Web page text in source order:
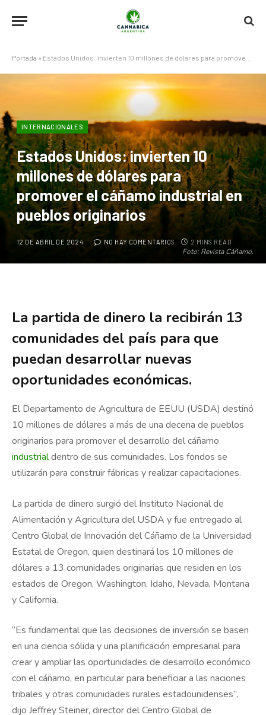
Portada » Estados Unidos: invierten 10 millones de dólares para promover el cáñamo industrial en pueblos originarios
Foto: Revista Cáñamo.
INTERNACIONALES
Estados Unidos: invierten 10
millones de dólares para
promover el cáñamo industrial en
pueblos originarios
12 DE ABRIL DE 2024 NO HAY COMENTARIOS 2 MINS READ
La partida de dinero la recibirán 13
comunidades del país para que
puedan desarrollar nuevas
oportunidades económicas.
El Departamento de Agricultura de EEUU (USDA) destinó
10 millones de dólares a más de una decena de pueblos
originarios para promover el desarrollo del cáñamo
industrialdentro de sus comunidades. Los fondos se
utilizarán para construir fábricas y realizar capacitaciones.
La partida de dinero surgió del Instituto Nacional de
Alimentación y Agricultura del USDA y fue entregado al
Centro Global de Innovación del Cáñamo de la Universidad
Estatal de Oregon, quien destinará los 10 millones de
dólares a 13 comunidades originarias que residen en los
estados de Oregon, Washington, Idaho, Nevada, Montana
y California.
“Es fundamental que las decisiones de inversión se basen
en una ciencia sólida y una planificación empresarial para
crear y ampliar las oportunidades de desarrollo económico
con el cáñamo, en particular para beneficiar a las naciones
tribales y otras comunidades rurales estadounidenses”,
dijo Jeffrey Steiner, director del Centro Global de